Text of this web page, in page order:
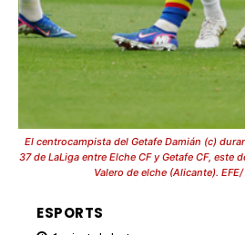
El centrocampista del Getafe Damián (c)
37 de LaLiga entre Elche CF y Getafe CF, este
Valero de elche (Alicante).
ESPORTS